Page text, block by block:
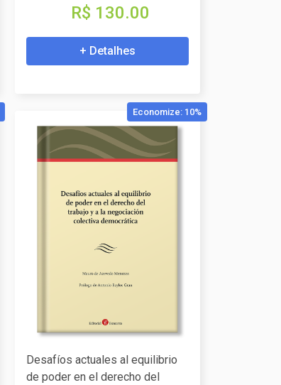
R$ 130.00
+ Detalhes
Economize: 10%
Desafíos actuales al equilibrio
de poder en el derecho del